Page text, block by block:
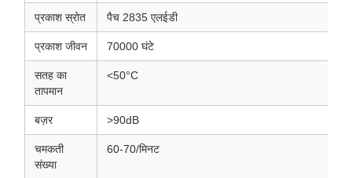
प्रकाश स्रोत पैच 2835 एलईडी
प्रकाश जीवन 70000 घंटे
सतह का
तापमान
<50°C
बज़र >90dB
चमकती
संख्या
60-70/मिनट